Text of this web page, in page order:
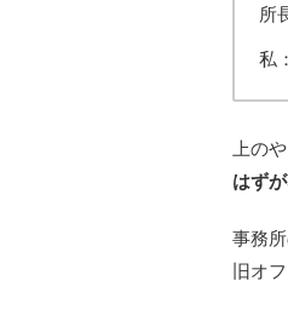
所
私
上の
はず
事務
旧オ